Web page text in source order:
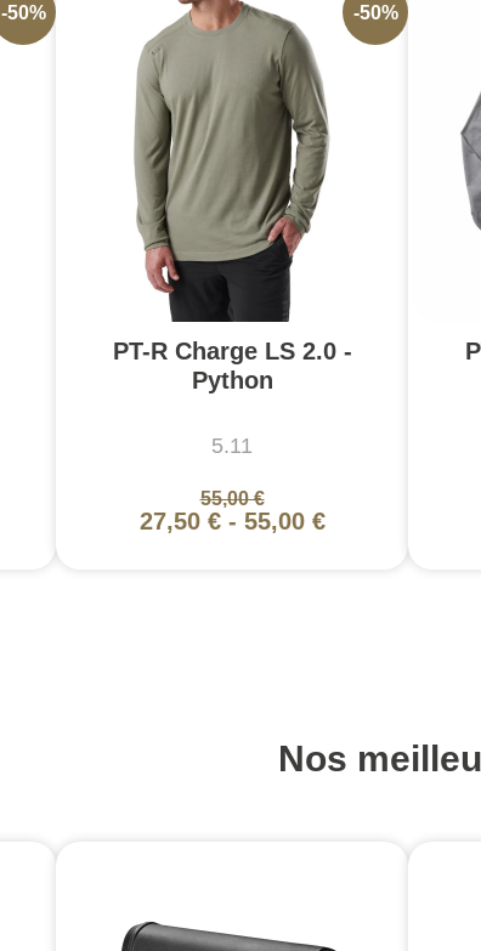
-50%
PT-R Charge LS 2.0 -
Python
5.11
55,00 €
27,50 €- 55,00 €
-50%
Nos